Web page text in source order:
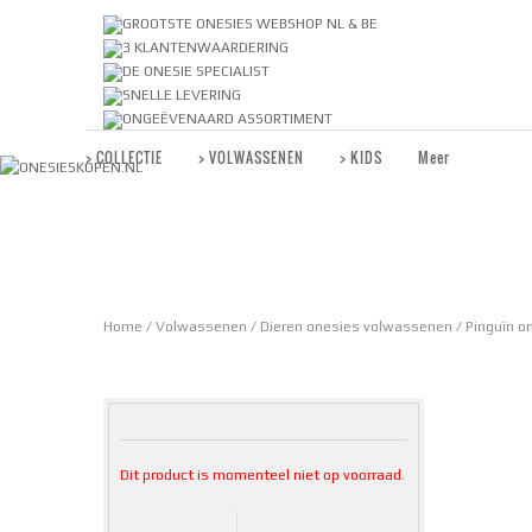
GROOTSTE ONESIES WEBSHOP NL & BE
3 KLANTENWAARDERING
DE ONESIE SPECIALIST
SNELLE LEVERING
ONGEËVENAARD ASSORTIMENT
> COLLECTIE > VOLWASSENEN > KIDS Meer
Home / Volwassenen / Dieren onesies volwassenen / Pinguïn
Dit product is momenteel niet op voorraad.